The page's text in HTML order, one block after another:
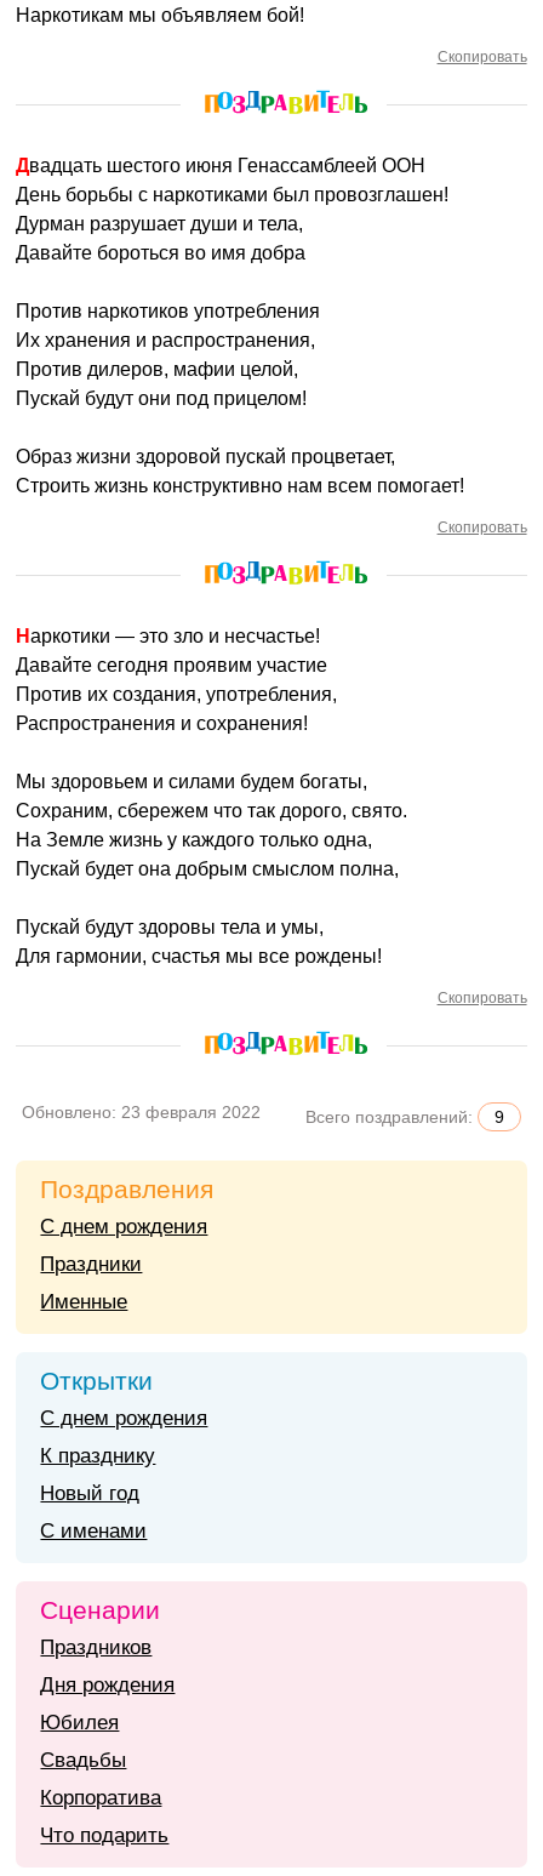
Наркотикам мы объявляем бой!
Скопировать
Двадцать шестого июня Генассамблеей ООН
День борьбы с наркотиками был провозглашен!
Дурман разрушает души и тела,
Давайте бороться во имя добра
Против наркотиков употребления
Их хранения и распространения,
Против дилеров, мафии целой,
Пускай будут они под прицелом!
Образ жизни здоровой пускай процветает,
Строить жизнь конструктивно нам всем помогает!
Скопировать
Наркотики — это зло и несчастье!
Давайте сегодня проявим участие
Против их создания, употребления,
Распространения и сохранения!
Мы здоровьем и силами будем богаты,
Сохраним, сбережем что так дорого, свято.
На Земле жизнь у каждого только одна,
Пускай будет она добрым смыслом полна,
Пускай будут здоровы тела и умы,
Для гармонии, счастья мы все рождены!
Скопировать
Обновлено: 23 февраля 2022 Всего поздравлений: 9
Поздравления
С днем рождения
Праздники
Именные
Открытки
С днем рождения
К празднику
Новый год
С именами
Сценарии
Праздников
Дня рождения
Юбилея
Свадьбы
Корпоратива
Что подарить